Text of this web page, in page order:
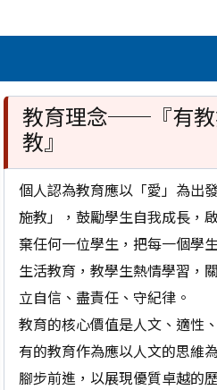
教育理念──『有教
教』
個人認為教育應以「愛」為出
施教」，鼓勵學生自我成長，
棄任何一位學生，把每一個學
生活教育，教學生熱情學習，
立自信、盡責任、守紀律。
教育的核心價值是人文、適性
有的教育作為應以人文的思維
腳步前進，以展現優質卓越的